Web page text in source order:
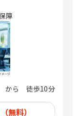
障
から 徒歩10分
無料）